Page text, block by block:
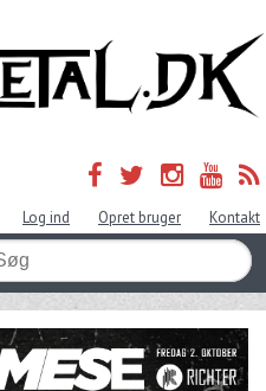
Log ind Opret bruger Kontakt